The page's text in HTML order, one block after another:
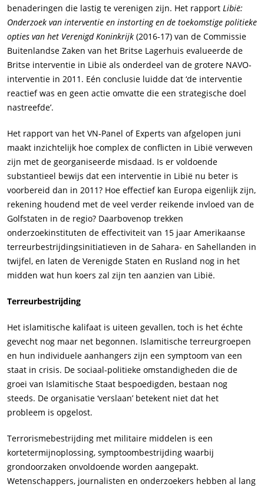
benaderingen die lastig te verenigen zijn. Het rapport Libië:
Onderzoek van interventie en instorting en de toekomstige politieke
opties van het Verenigd Koninkrijk (2016-17) van de Commissie
Buitenlandse Zaken van het Britse Lagerhuis evalueerde de
Britse interventie in Libië als onderdeel van de grotere NAVO-
interventie in 2011. Eén conclusie luidde dat ‘de interventie
reactief was en geen actie omvatte die een strategische doel
nastreefde’.
Het rapport van het VN-Panel of Experts van afgelopen juni
maakt inzichtelijk hoe complex de conflicten in Libië verweven
zijn met de georganiseerde misdaad. Is er voldoende
substantieel bewijs dat een interventie in Libië nu beter is
voorbereid dan in 2011? Hoe effectief kan Europa eigenlijk zijn,
rekening houdend met de veel verder reikende invloed van de
Golfstaten in de regio? Daarbovenop trekken
onderzoekinstituten de effectiviteit van 15 jaar Amerikaanse
terreurbestrijdingsinitiatieven in de Sahara- en Sahellanden in
twijfel, en laten de Verenigde Staten en Rusland nog in het
midden wat hun koers zal zijn ten aanzien van Libië.
Terreurbestrijding
Het islamitische kalifaat is uiteen gevallen, toch is het échte
gevecht nog maar net begonnen. Islamitische terreurgroepen
en hun individuele aanhangers zijn een symptoom van een
staat in crisis. De sociaal-politieke omstandigheden die de
groei van Islamitische Staat bespoedigden, bestaan ​​nog
steeds. De organisatie ‘verslaan’ betekent niet dat het
probleem is opgelost.
Terrorismebestrijding met militaire middelen is een
kortetermijnoplossing, symptoombestrijding waarbij
grondoorzaken onvoldoende worden aangepakt.
Wetenschappers, journalisten en onderzoekers hebben al lang